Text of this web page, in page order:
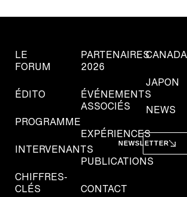
LE
FORUM
ÉDITO
PROGRAMME
INTERVENANTS
CHIFFRES-
CLÉS
PARTENAIRES
2026
ÉVÉNEMENTS
ASSOCIÉS
EXPÉRIENCES
PUBLICATIONS
CONTACT
CANADA
JAPON
NEWS
NEWSLETTER